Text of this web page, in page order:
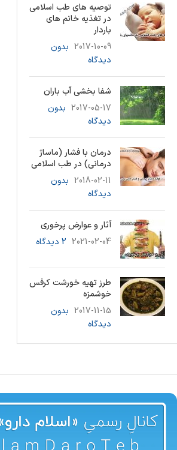
توصیه های طب اسلامی
در تغذیه خانم های
باردار
2017-10-09 بدون
دیدگاه
شفا بخشی آب باران
2017-05-17 بدون
دیدگاه
درمان با فشار (ماساژ
درمانی) در طب اسلامی
2018-02-11 بدون
دیدگاه
آثار و عوارض پرخوری
2021-02-04 2 دیدگاه
طرز تهیه خورشت کرفس
خوشمزه
2017-11-15 بدون
دیدگاه